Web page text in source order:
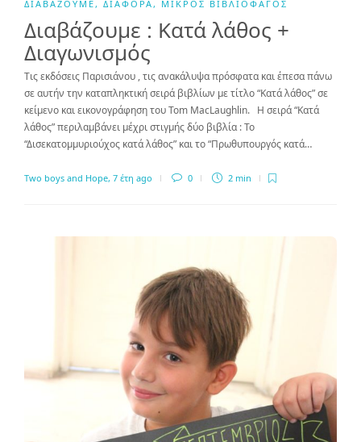
ΔΙΑΒΆΖΟΥΜΕ , ΔΙΆΦΟΡΑ , ΜΙΚΡΌΣ ΒΙΒΛΙΟΦΆΓΟΣ
Διαβάζουμε : Κατά λάθος +
Διαγωνισμός
Τις εκδόσεις Παρισιάνου , τις ανακάλυψα πρόσφατα και έπεσα πάνω
σε αυτήν την καταπληκτική σειρά βιβλίων με τίτλο “Κατά λάθος” σε
κείμενο και εικονογράφηση του Tom MacLaughlin. Η σειρά “Κατά
λάθος” περιλαμβάνει μέχρι στιγμής δύο βιβλία : Το
“Δισεκατομμυριούχος κατά λάθος” και το “Πρωθυπουργός κατά…
Two boys and Hope, 7 έτη ago 0 2 min